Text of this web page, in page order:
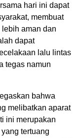
hari ini dapat
membuat
aman dan
dapat
lalu lintas
tegas namun
bahwa
melibatkan aparat
ini merupakan
tertuang